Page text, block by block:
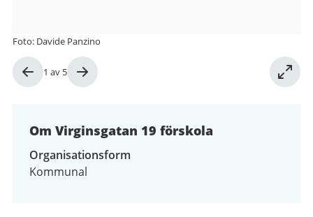
Bild
1 av 5
Foto: Davide Panzino
Om Virginsgatan 19 förskola
Organisationsform
Kommunal